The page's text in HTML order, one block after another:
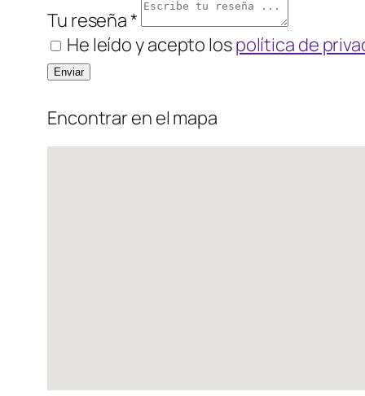
Tu reseña *
He leído y acepto lospolítica de
Encontrar en el mapa